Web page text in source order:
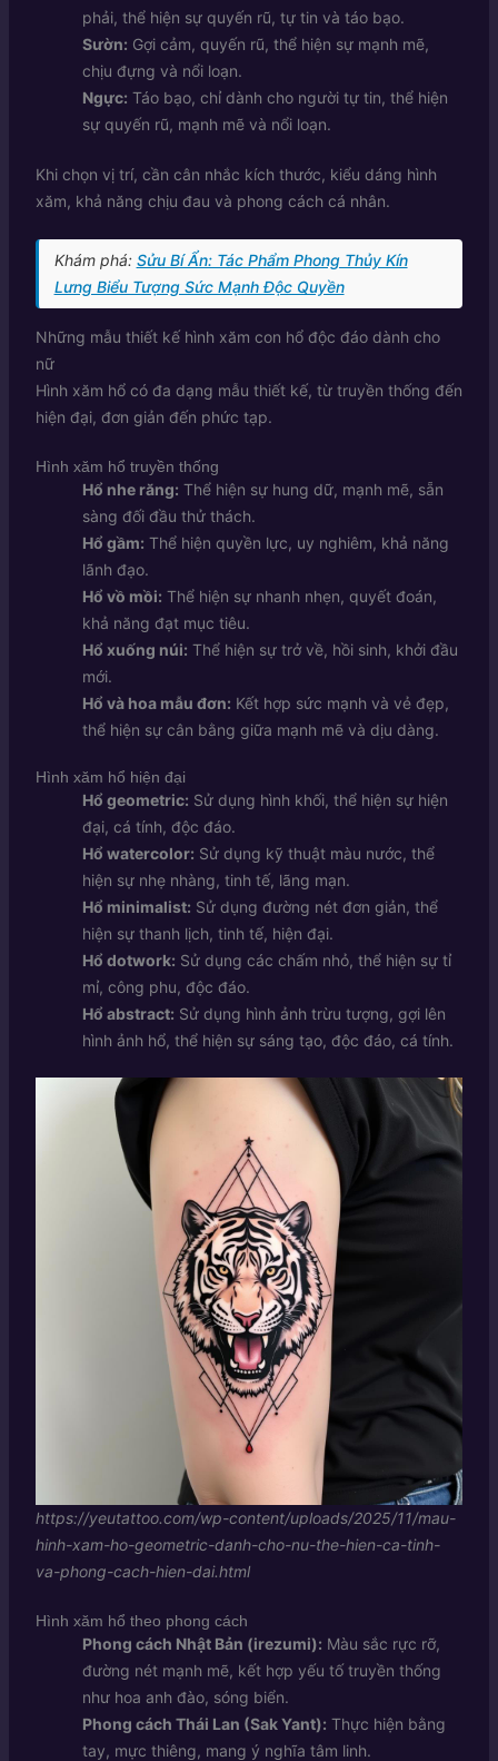
phải, thể hiện sự quyến rũ, tự tin và táo bạo.
Sườn: Gợi cảm, quyến rũ, thể hiện sự mạnh mẽ,
chịu đựng và nổi loạn.
Ngực: Táo bạo, chỉ dành cho người tự tin, thể hiện
sự quyến rũ, mạnh mẽ và nổi loạn.
Khi chọn vị trí, cần cân nhắc kích thước, kiểu dáng hình
xăm, khả năng chịu đau và phong cách cá nhân.
Khám phá: Sửu Bí Ẩn: Tác Phẩm Phong Thủy Kín
Lưng Biểu Tượng Sức Mạnh Độc Quyền
Những mẫu thiết kế hình xăm con hổ độc đáo dành cho
nữ
Hình xăm hổ có đa dạng mẫu thiết kế, từ truyền thống đến
hiện đại, đơn giản đến phức tạp.
Hình xăm hổ truyền thống
Hổ nhe răng: Thể hiện sự hung dữ, mạnh mẽ, sẵn
sàng đối đầu thử thách.
Hổ gầm: Thể hiện quyền lực, uy nghiêm, khả năng
lãnh đạo.
Hổ vồ mồi: Thể hiện sự nhanh nhẹn, quyết đoán,
khả năng đạt mục tiêu.
Hổ xuống núi: Thể hiện sự trở về, hồi sinh, khởi đầu
mới.
Hổ và hoa mẫu đơn: Kết hợp sức mạnh và vẻ đẹp,
thể hiện sự cân bằng giữa mạnh mẽ và dịu dàng.
Hình xăm hổ hiện đại
Hổ geometric: Sử dụng hình khối, thể hiện sự hiện
đại, cá tính, độc đáo.
Hổ watercolor: Sử dụng kỹ thuật màu nước, thể
hiện sự nhẹ nhàng, tinh tế, lãng mạn.
Hổ minimalist: Sử dụng đường nét đơn giản, thể
hiện sự thanh lịch, tinh tế, hiện đại.
Hổ dotwork: Sử dụng các chấm nhỏ, thể hiện sự tỉ
mỉ, công phu, độc đáo.
Hổ abstract: Sử dụng hình ảnh trừu tượng, gợi lên
hình ảnh hổ, thể hiện sự sáng tạo, độc đáo, cá tính.
https://yeutattoo.com/wp-content/uploads/2025/11/mau-
hinh-xam-ho-geometric-danh-cho-nu-the-hien-ca-tinh-
va-phong-cach-hien-dai.html
Hình xăm hổ theo phong cách
Phong cách Nhật Bản (irezumi): Màu sắc rực rỡ,
đường nét mạnh mẽ, kết hợp yếu tố truyền thống
như hoa anh đào, sóng biển.
Phong cách Thái Lan (Sak Yant): Thực hiện bằng
tay, mực thiêng, mang ý nghĩa tâm linh.